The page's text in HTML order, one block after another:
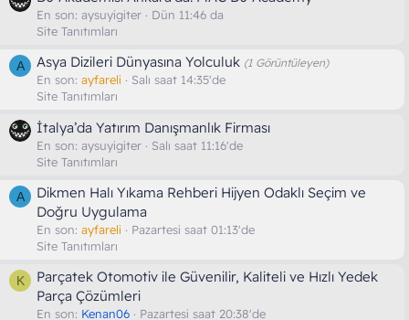
En son: aysuyigiter
Dün 11:46 da
Site Tanıtımları
A Asya Dizileri Dünyasına Yolculuk (1 Görüntüleyen)
En son: ayfareli
Salı saat 14:35'de
Site Tanıtımları
İtalya’da Yatırım Danışmanlık Firması
En son: aysuyigiter
Salı saat 11:16'de
Site Tanıtımları
A
Dikmen Halı Yıkama Rehberi Hijyen Odaklı Seçim ve
Doğru Uygulama
En son: ayfareli
Pazartesi saat 01:13'de
Site Tanıtımları
K
Parçatek Otomotiv ile Güvenilir, Kaliteli ve Hızlı Yedek
Parça Çözümleri
En son: Kenan06 Pazartesi saat 20:38'de